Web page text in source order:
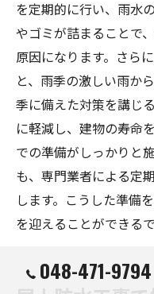
を定期的に行い、雨水
やゴミが詰まることで
原因になります。さら
と、雨季の激しい雨か
季に備えた対策を講じ
に軽減し、建物の寿命
での準備がしっかりと
も、専門業者による定
します。こうした準備
を迎えることができるで
048-471-9794